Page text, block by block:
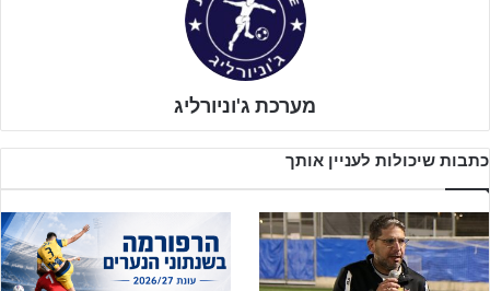
מערכת ג'וניורליג
כתבות שיכולות לעניין אותך